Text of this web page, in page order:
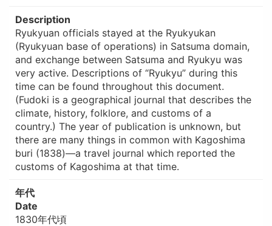
Description
Ryukyuan officials stayed at the Ryukyukan
(Ryukyuan base of operations) in Satsuma domain,
and exchange between Satsuma and Ryukyu was
very active. Descriptions of “Ryukyu” during this
time can be found throughout this document.
(Fudoki is a geographical journal that describes the
climate, history, folklore, and customs of a
country.) The year of publication is unknown, but
there are many things in common with Kagoshima
buri (1838)—a travel journal which reported the
customs of Kagoshima at that time.
年代
Date
1830年代頃